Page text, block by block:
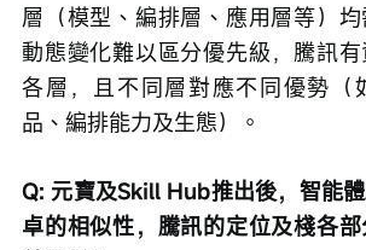
層（模型、編排層、應用層等）
動態變化難以區分優先級，騰訊
各層，且不同層對應不同優勢（
品、編排能力及生態）。
Q: 元寶及Skill Hub推出後，智能
卓的相似性，騰訊的定位及棧各